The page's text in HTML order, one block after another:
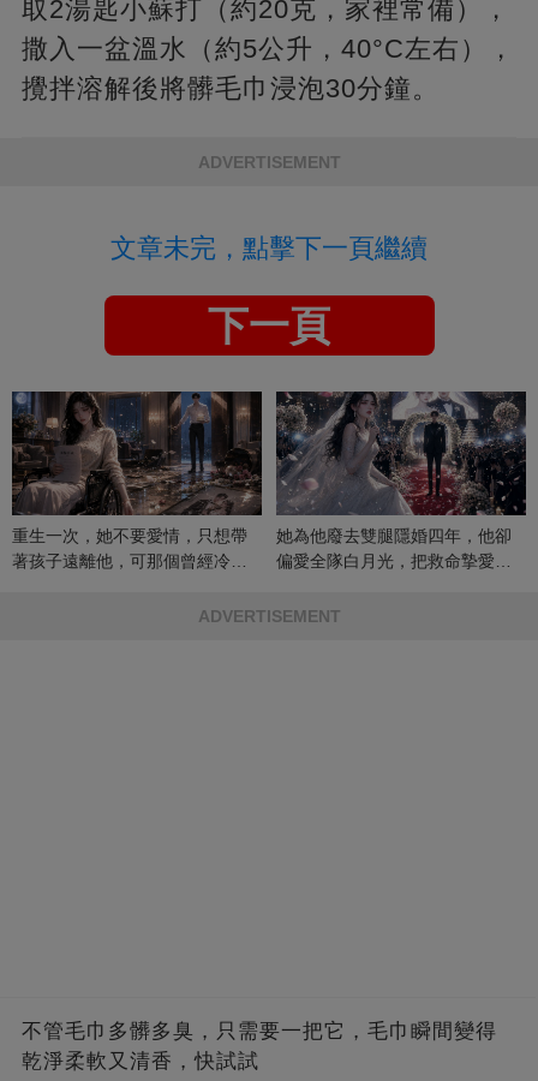
取2湯匙小蘇打（約20克，家裡常備），
撒入一盆溫水（約5公升，40°C左右），
攪拌溶解後將髒毛巾浸泡30分鐘。
ADVERTISEMENT
文章未完，點擊下一頁繼續
下一頁
重生一次，她不要愛情，只想帶
著孩子遠離他，可那個曾經冷漠
她為他廢去雙腿隱婚四年，他卻
偏愛全隊白月光，把救命摯愛當
ADVERTISEMENT
不管毛巾多髒多臭，只需要一把它，毛巾瞬間變得
乾淨柔軟又清香，快試試